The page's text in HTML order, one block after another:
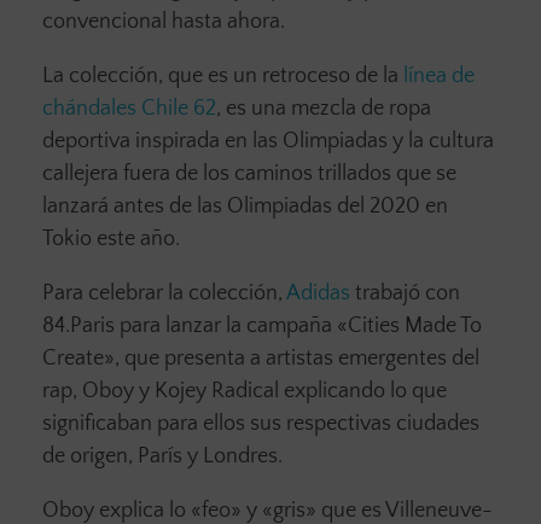
convencional hasta ahora.
La colección, que es un retroceso de la línea de
chándales Chile 62, es una mezcla de ropa
deportiva inspirada en las Olimpiadas y la cultura
callejera fuera de los caminos trillados que se
lanzará antes de las Olimpiadas del 2020 en
Tokio este año.
Para celebrar la colección, Adidas trabajó con
84.Paris para lanzar la campaña «Cities Made To
Create», que presenta a artistas emergentes del
rap, Oboy y Kojey Radical explicando lo que
significaban para ellos sus respectivas ciudades
de origen, París y Londres.
Oboy explica lo «feo» y «gris» que es Villeneuve-